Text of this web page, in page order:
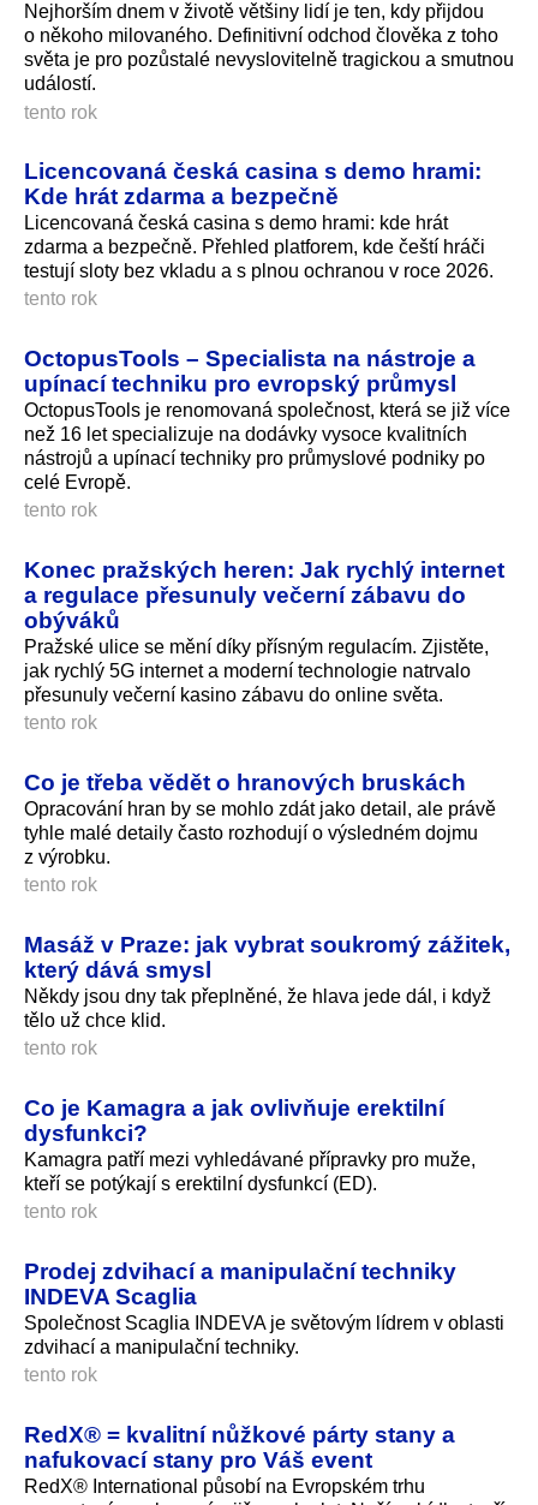
Nejhorším dnem v životě většiny lidí je ten, kdy přijdou
o někoho milovaného. Definitivní odchod člověka z toho
světa je pro pozůstalé nevyslovitelně tragickou a smutnou
událostí.
tento rok
Licencovaná česká casina s demo hrami:
Kde hrát zdarma a bezpečně
Licencovaná česká casina s demo hrami: kde hrát
zdarma a bezpečně. Přehled platforem, kde čeští hráči
testují sloty bez vkladu a s plnou ochranou v roce 2026.
tento rok
OctopusTools – Specialista na nástroje a
upínací techniku pro evropský průmysl
OctopusTools je renomovaná společnost, která se již více
než 16 let specializuje na dodávky vysoce kvalitních
nástrojů a upínací techniky pro průmyslové podniky po
celé Evropě.
tento rok
Konec pražských heren: Jak rychlý internet
a regulace přesunuly večerní zábavu do
obýváků
Pražské ulice se mění díky přísným regulacím. Zjistěte,
jak rychlý 5G internet a moderní technologie natrvalo
přesunuly večerní kasino zábavu do online světa.
tento rok
Co je třeba vědět o hranových bruskách
Opracování hran by se mohlo zdát jako detail, ale právě
tyhle malé detaily často rozhodují o výsledném dojmu
z výrobku.
tento rok
Masáž v Praze: jak vybrat soukromý zážitek,
který dává smysl
Někdy jsou dny tak přeplněné, že hlava jede dál, i když
tělo už chce klid.
tento rok
Co je Kamagra a jak ovlivňuje erektilní
dysfunkci?
Kamagra patří mezi vyhledávané přípravky pro muže,
kteří se potýkají s erektilní dysfunkcí (ED).
tento rok
Prodej zdvihací a manipulační techniky
INDEVA Scaglia
Společnost Scaglia INDEVA je světovým lídrem v oblasti
zdvihací a manipulační techniky.
tento rok
RedX® = kvalitní nůžkové párty stany a
nafukovací stany pro Váš event
RedX® International působí na Evropském trhu